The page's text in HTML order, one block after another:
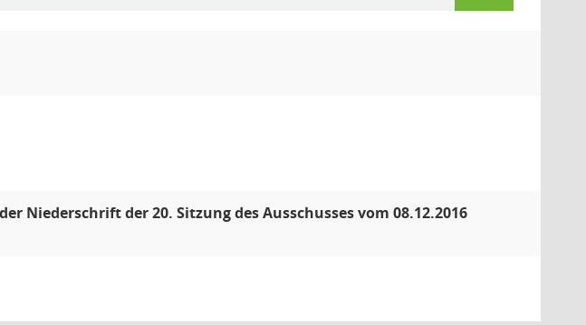
Niederschrift der 20. Sitzung des Ausschusses vom 08.12.2016